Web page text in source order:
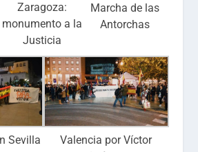
Zaragoza:
monumento a la
Justicia
Marcha de las
Antorchas
Sevilla
Valencia por Víctor